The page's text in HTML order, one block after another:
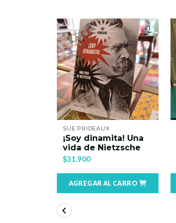
SUE PRIDEAUX
¡Soy dinamita! Una
vida de Nietzsche
$31.900
AGREGAR AL CARRO